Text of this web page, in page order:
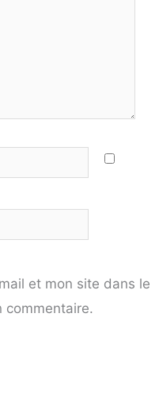
et mon site dans le
commentaire.